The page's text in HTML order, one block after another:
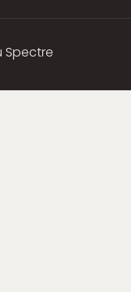
Spectre